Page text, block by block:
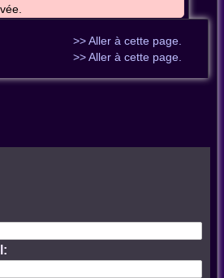
>> Aller à cette page.
>> Aller à cette page.